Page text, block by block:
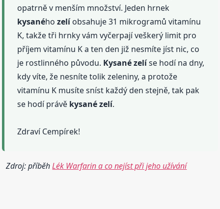
opatrně v menším množství. Jeden hrnek
kysanéhozelíobsahuje 31 mikrogramů vitamínu
K, takže tři hrnky vám vyčerpají veškerý limit pro
příjem vitamínu K a ten den již nesmíte jíst nic, co
je rostlinného původu. Kysané zelíse hodí na dny,
kdy víte, že nesníte tolik zeleniny, a protože
vitamínu K musíte sníst každý den stejně, tak pak
se hodí právě kysané zelí.
Zdraví Cempírek!
Zdroj: příběhLék Warfarin a co nejíst při jeho užívání